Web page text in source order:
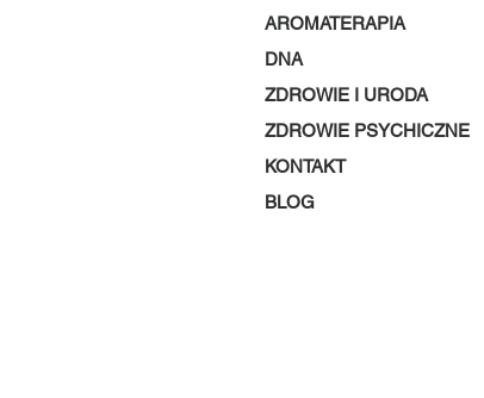
AROMATERAPIA
DNA
ZDROWIE I URODA
ZDROWIE PSYCHICZNE
KONTAKT
BLOG